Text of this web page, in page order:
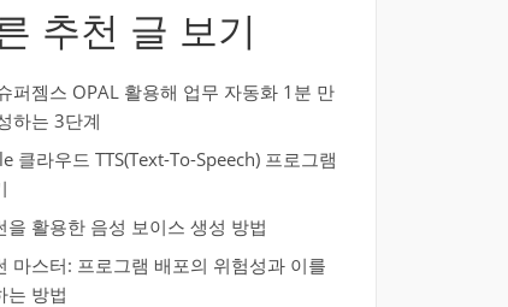
추천 글 보기
퍼젬스 OPAL 활용해 업무 자동화 1분 만
하는 3단계
클라우드 TTS(Text-To-Speech) 프로그램
을 활용한 음성 보이스 생성 방법
마스터: 프로그램 배포의 위험성과 이를
는 방법